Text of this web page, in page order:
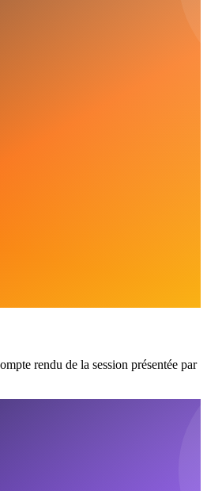
rendu de la session présentée par